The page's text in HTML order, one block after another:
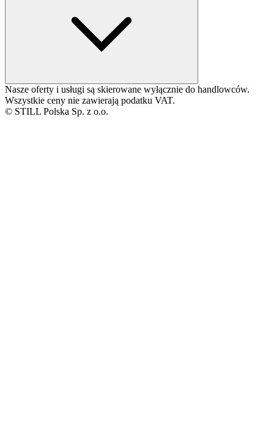
Nasze oferty i usługi są skierowane wyłącznie do handlowców.
Wszystkie ceny nie zawierają podatku VAT.
© STILL Polska Sp. z o.o.